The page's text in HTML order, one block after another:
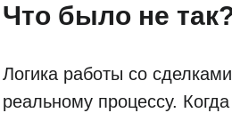
Что было не
Логика работы со
реальному процессу.